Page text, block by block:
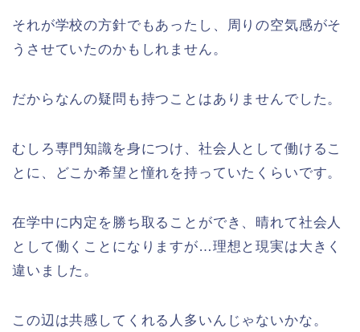
それが学校の方針でもあったし、周りの空気感がそ
うさせていたのかもしれません。
だからなんの疑問も持つことはありませんでした。
むしろ専門知識を身につけ、社会人として働けるこ
とに、どこか希望と憧れを持っていたくらいです。
在学中に内定を勝ち取ることができ、晴れて社会人
として働くことになりますが…理想と現実は大きく
違いました。
この辺は共感してくれる人多いんじゃないかな。